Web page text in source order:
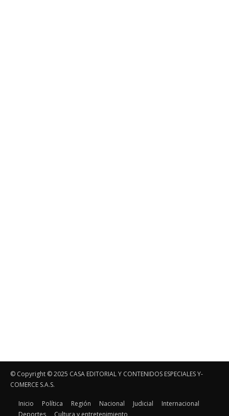
© Copyright ©️ 2025 CASA EDITORIAL Y CONTENIDOS ESPECIALES Y-
COMERCE S.A.S.
Inicio Política Región Nacional Judicial
Internacional
Deportes
Cultura y entretenimiento